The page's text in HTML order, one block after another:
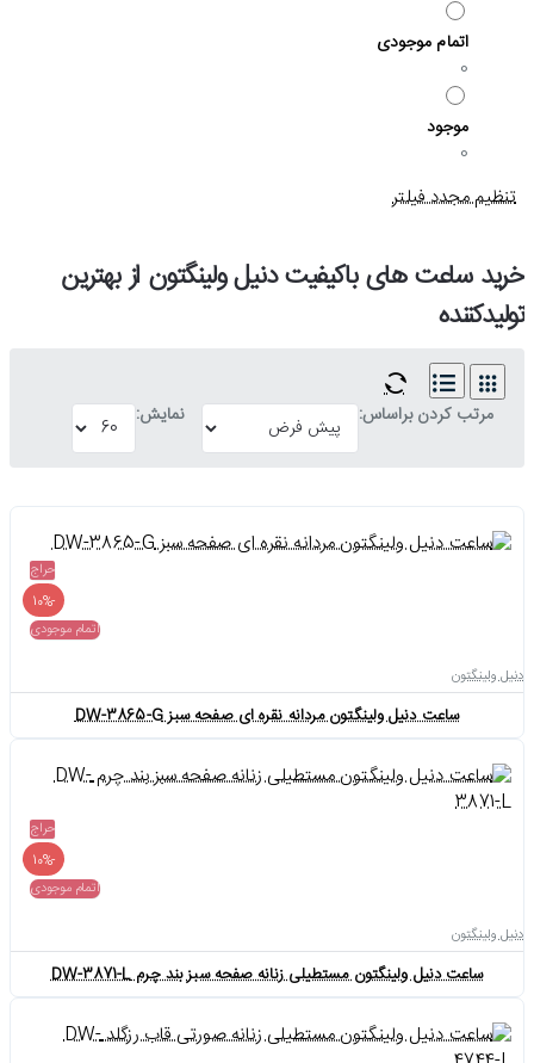
اتمام موجودی
0
موجود
0
تنظیم مجدد فیلتر
خرید ساعت های باکیفیت دنیل ولینگتون از بهترین
تولیدکننده
مرتب کردن براساس: نمایش:
حراج
-10%
اتمام موجودی
دنیل ولینگتون
ساعت دنیل ولینگتون مردانه نقره ای صفحه سبز DW-3865-G
حراج
-10%
اتمام موجودی
دنیل ولینگتون
ساعت دنیل ولینگتون مستطیلی زنانه صفحه سبز بند چرم DW-3871-L